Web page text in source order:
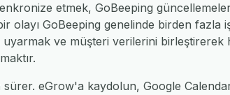
etmek, GoBeeping
olayı GoBeeping genelinde birden
ve müşteri verilerini birleştirerek
sürer. eGrow'a kaydolun, Google